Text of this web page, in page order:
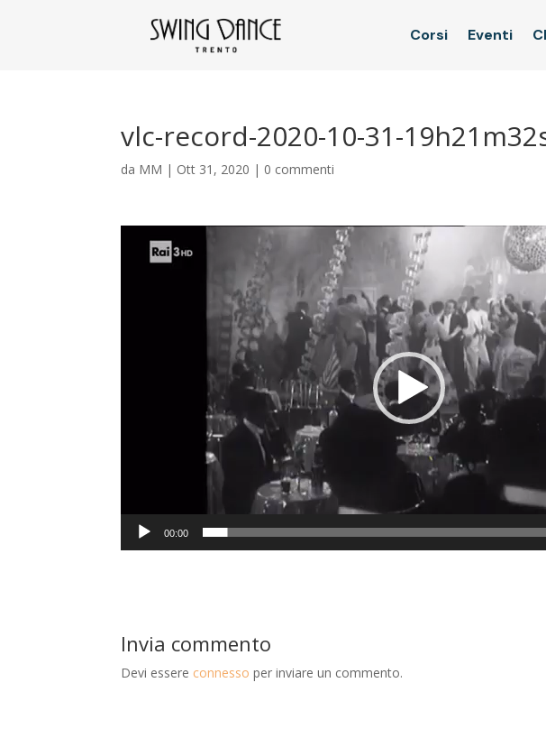
Corsi Eventi
vlc-record-2020-10-31-
da MM | Ott 31, 2020 | 0 commenti
Player
00:00
Invia commento
Devi essere connesso per inviare un commento.